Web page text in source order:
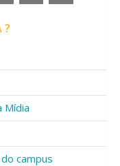
?
Mídia
campus